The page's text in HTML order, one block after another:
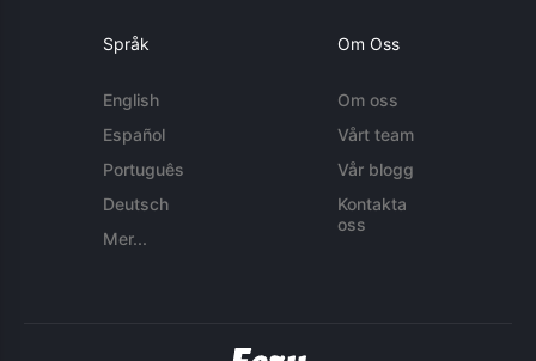
Språk
English
Español
Português
Deutsch
Mer...
Om Oss
Om oss
Vårt team
Vår blogg
Kontakta
oss